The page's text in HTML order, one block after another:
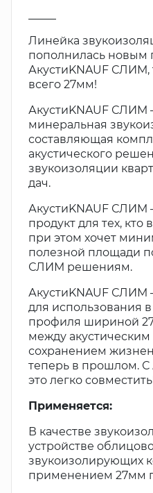
Линейка
пополнилась новым
АкустиKNAUF
всего 27мм!
АкустиKNAUF СЛИМ
минеральная
составляющая
акустического
звукоизоляции
дач.
АкустиKNAUF
продукт для тех,
при этом хочет
полезной площади
СЛИМ решениям.
АкустиKNAUF СЛИМ
для использования
профиля шириной
между
сохранением
теперь в прошлом.
это легко
Применяется:
В качестве
устройстве
звукоизолирующих
применением 27мм